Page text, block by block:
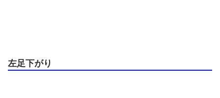
左足下がり